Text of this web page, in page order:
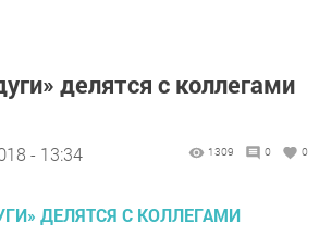
делятся с коллегами
- 13:34 1309 0 0